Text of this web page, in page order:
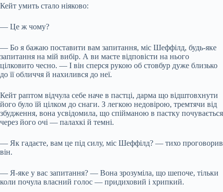
Кейт умить стало ніяково:
— Це ж чому?
— Бо я бажаю поставити вам запитання, міс Шеффілд, будь-яке
запитання на мій вибір. А ви маєте відповісти на нього
цілковито чесно. — І він сперся рукою об стовбур дуже близько
до її обличчя й нахилився до неї.
Кейт раптом відчула себе наче в пастці, дарма що відштовхнути
його було їй цілком до снаги. З легкою недовірою, тремтячи від
збудження, вона усвідомила, що спійманою в пастку почувається
через його очі — палахкі й темні.
— Як гадаєте, вам це під силу, міс Шеффілд? — тихо проговорив
він.
— Я-яке у вас запитання? — Вона зрозуміла, що шепоче, тільки
коли почула власний голос — придиховий і хрипкий.